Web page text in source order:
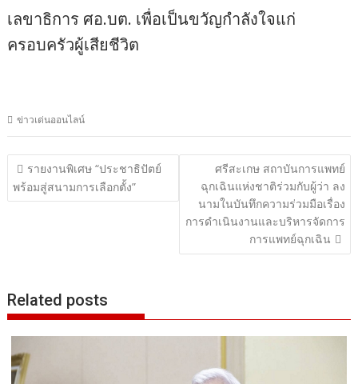
เลขาธิการ ศอ.บต. เพื่อเป็นขวัญกำลังใจแก่
ครอบครัวผู้เสียชีวิต
ข่าวเด่นออนไลน์
แนะแนว
เรื่อง
รายงานพิเศษ “ประชาธิปัตย์
พร้อมสู่สนามการเลือกตั้ง”
ศรีสะเกษ สถาบันการแพทย์
ฉุกเฉินแห่งชาติร่วมกับผู้ว่า ลง
นามในบันทึกความร่วมมือเรื่อง
การดำเนินงานและบริหารจัดการ
การแพทย์ฉุกเฉิน
Related posts